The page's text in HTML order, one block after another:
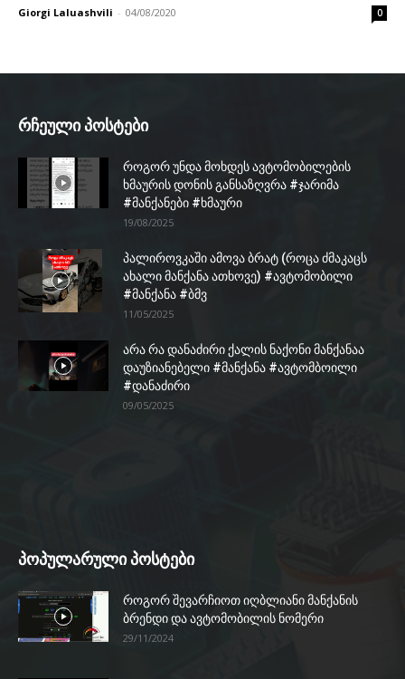
Giorgi Laluashvili - 04/08/2020 0
რჩეული პოსტები
როგორ უნდა მოხდეს ავტომობილების
ხმაურის დონის განსაზღვრა #ჯარიმა
#მანქანები #ხმაური
19/08/2025
პალიროვკაში ამოვა ბრატ (როცა ძმაკაცს
ახალი მანქანა ათხოვე) #ავტომობილი
#მანქანა #ბმვ
11/05/2025
არა რა დანაძირი ქალის ნაქონი მანქანაა
დაუზიანებელი #მანქანა #ავტომბოილი
#დანაძირი
09/05/2025
პოპულარული პოსტები
როგორ შევარჩიოთ იღბლიანი მანქანის
ბრენდი და ავტომობილის ნომერი
29/11/2024